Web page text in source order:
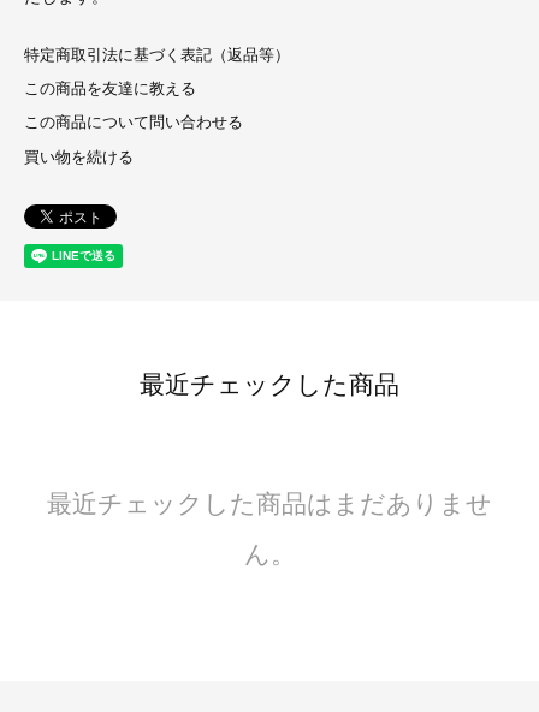
特定商取引法に基づく表記（返品等）
この商品を友達に教える
この商品について問い合わせる
買い物を続ける
最近チェックした商品
最近チェックした商品はまだありませ
ん。